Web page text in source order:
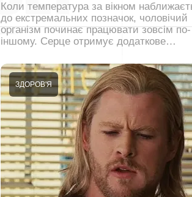
Коли температура за вікном
до екстремальних позначок, чоловічий
організм починає працювати зовсім по-
іншому. Серце отримує додаткове…
ЗДОРОВ'Я